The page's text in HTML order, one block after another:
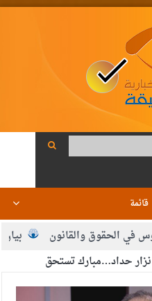
قائمة
والقانون
بيان
نزار حداد…مبارك تستحق